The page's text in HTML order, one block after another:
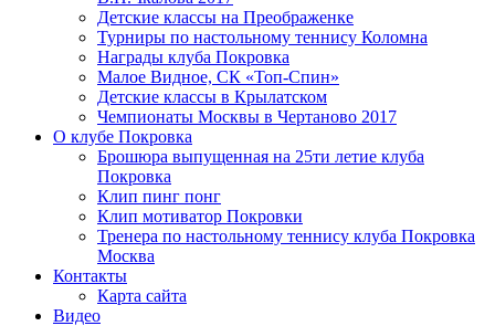
Детские классы на Преображенке
Турниры по настольному теннису Коломна
Награды клуба Покровка
Малое Видное, СК «Топ-Спин»
Детские классы в Крылатском
Чемпионаты Москвы в Чертаново 2017
О клубе Покровка
Брошюра выпущенная на 25ти летие клуба
Покровка
Клип пинг понг
Клип мотиватор Покровки
Тренера по настольному теннису клуба Покровка
Москва
Контакты
Карта сайта
Видео